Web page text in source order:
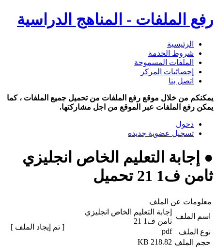
رفع الملفات - المناهج الدراسية
الرئيسية
شروط الخدمة
الملفات المسموحة
إحصائيات المركز
اتصل بنا
يمكنكم من خلال موقع رفع الملفات من تحميل جميع الملفات ، كما
يمكن رفع الملفات عبر الموقع من اجل مشاركتها.
دخول
تسجيل عضوية جديده
● إجابة التعليم الخاص انجليزي
ثامن ف1 21 تحميل
معلومات عن الملف
اسم الملف
إجابة التعليم الخاص انجليزي
ثامن ف1 21
نوع الملف
pdf
حجم الملف 218.82 KB
[ تم إيجاد الملف ]